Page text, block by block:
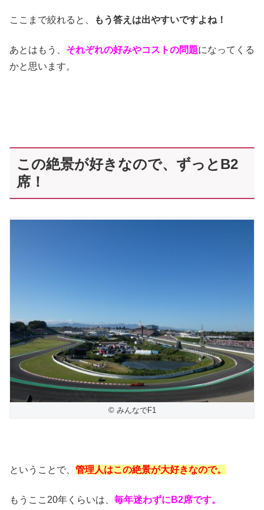
ここまで絞れると、 もう答えは出やすいですよね！
あとはもう、 それぞれの好みやコストの問題になってくる
かと思います。
この絶景が好きなので、ずっとB2
席！
© みんなでF1
ということで、 管理人はこの絶景が大好きなので。
もうここ20年くらいは、 毎年迷わずにB2席です。